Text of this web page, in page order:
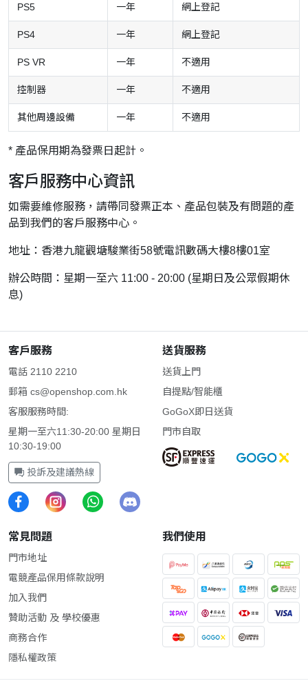
PS5 一年 網上登記
PS4 一年 網上登記
PS VR 一年 不適用
控制器 一年 不適用
其他周邊設備 一年 不適用
* 產品保用期為發票日起計。
客戶服務中心資訊
如需要維修服務，請帶同發票正本、產品包裝及有問題的產
品到我們的客戶服務中心。
地址：香港九龍觀塘駿業街58號電訊數碼大樓8樓01室
辦公時間：星期一至六 11:00 - 20:00 (星期日及公眾假期休
息)
客戶服務
電話 2110 2210
郵箱 cs@openshop.com.hk
客服服務時間:
星期一至六11:30-20:00 星期日
10:30-19:00
投訴及建議熱線
送貨服務
送貨上門
自提點/智能櫃
GoGoX即日送貨
門市自取
常見問題
門市地址
電競產品保用條款說明
加入我們
贊助活動 及 學校優惠
商務合作
隱私權政策
我們使用